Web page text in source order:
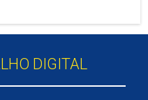
DIGITAL